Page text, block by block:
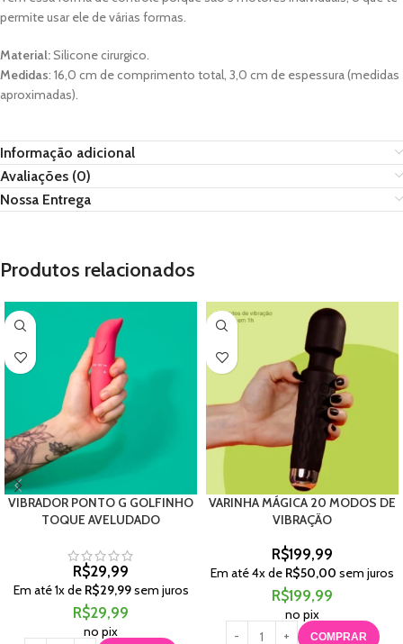
permite usar ele de várias formas.
Material:Silicone cirurgico.
Medidas: 16,0 cm de comprimento total, 3,0 cm de espessura (medidas
aproximadas).
Informação adicional
Avaliações (0)
Nossa Entrega
Produtos relacionados
VIBRADOR PONTO G GOLFINHO
TOQUE AVELUDADO
R$29,99
Em até1x de R$29,99sem juros
R$29,99
no pix
VARINHA MÁGICA 20 MODOS DE
VIBRAÇÃO
R$199,99
Em até4x de R$50,00 sem juros
R$199,99
no pix
COMPRAR